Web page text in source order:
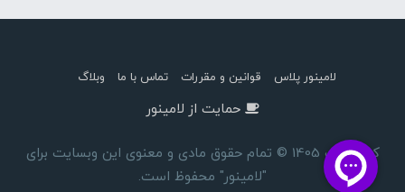
لامینور پلاس قوانین و مقررات تماس با ما وبلاگ
حمایت از لامینور
کپی رایت 1405 © تمام حقوق مادی و معنوی این وبسایت برای
"لامینور" محفوظ است.